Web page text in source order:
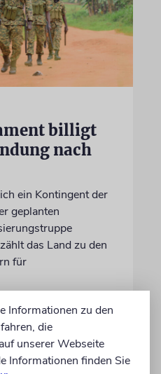
billigt
nach
ein Kontingent der
geplanten
das Land zu den
für
Informationen zu den
die
unserer Webseite
Informationen finden Sie